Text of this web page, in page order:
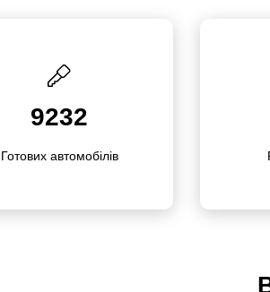
9232
Готових автомо­білів